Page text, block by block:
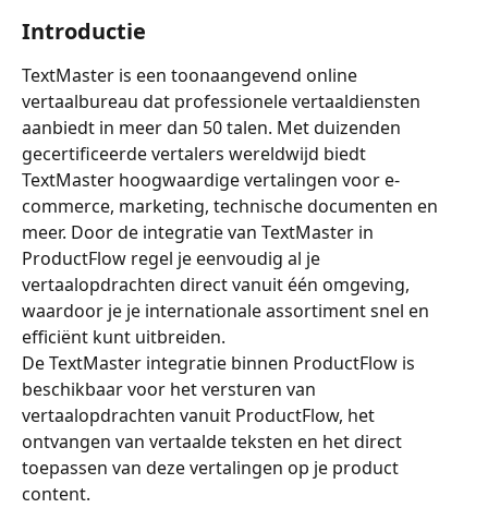
Introductie
TextMaster is een toonaangevend online
vertaalbureau dat professionele vertaaldiensten
aanbiedt in meer dan 50 talen. Met duizenden
gecertificeerde vertalers wereldwijd biedt
TextMaster hoogwaardige vertalingen voor e-
commerce, marketing, technische documenten en
meer. Door de integratie van TextMaster in
ProductFlow regel je eenvoudig al je
vertaalopdrachten direct vanuit één omgeving,
waardoor je je internationale assortiment snel en
efficiënt kunt uitbreiden.
De TextMaster integratie binnen ProductFlow is
beschikbaar voor het versturen van
vertaalopdrachten vanuit ProductFlow, het
ontvangen van vertaalde teksten en het direct
toepassen van deze vertalingen op je product
content.